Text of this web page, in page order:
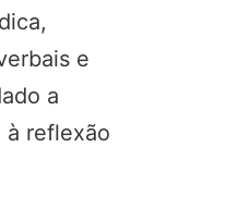
e
a
à reflexão